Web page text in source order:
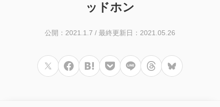
ッドホン
公開：2021.1.7 / 最終更新日：2021.05.26